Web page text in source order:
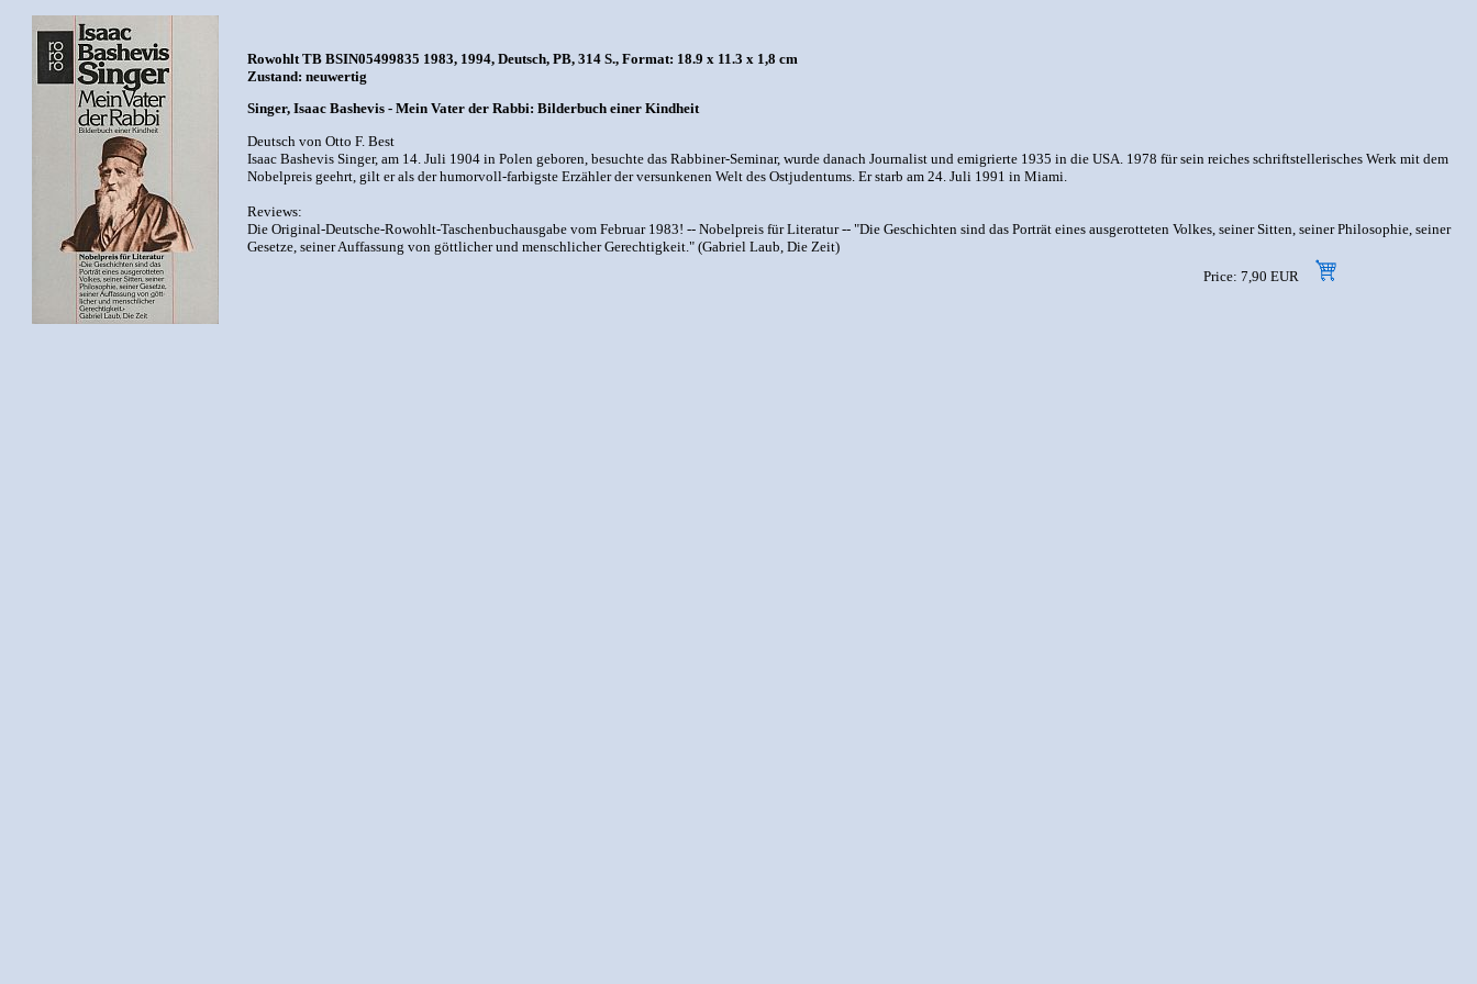
Rowohlt TB BSIN05499835 1983, 1994, Deutsch, PB, 314 S., Format: 18.9 x 11.3 x 1,8 cm
Zustand: neuwertig
Singer, Isaac Bashevis - Mein Vater der Rabbi: Bilderbuch einer Kindheit
Deutsch von Otto F. Best
Isaac Bashevis Singer, am 14. Juli 1904 in Polen geboren, besuchte das Rabbiner-Seminar, wurde danach Journalist und emigrierte 1935 in die USA. 1978 für sein reiches schriftstellerisches Werk mit dem
Nobelpreis geehrt, gilt er als der humorvoll-farbigste Erzähler der versunkenen Welt des Ostjudentums. Er starb am 24. Juli 1991 in Miami.
Reviews:
Die Original-Deutsche-Rowohlt-Taschenbuchausgabe vom Februar 1983! -- Nobelpreis für Literatur -- "Die Geschichten sind das Porträt eines ausgerotteten Volkes, seiner Sitten, seiner Philosophie, seiner
Gesetze, seiner Auffassung von göttlicher und menschlicher Gerechtigkeit." (Gabriel Laub, Die Zeit)
Price: 7,90 EUR